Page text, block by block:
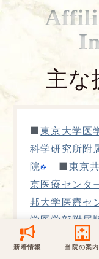
主な
■東京大学医
科学研究所附
院
■東京
京医療センタ
邦大学医療セ
学医学部附属
新着情報
当
最
桑満院長の
当院の案内
個人情報保護
※
一般診
電
一般診療
0120-50-
木・日・祝は
地